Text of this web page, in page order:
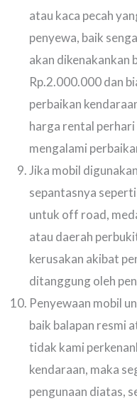
atau kaca pecah
penyewa, baik
akan dikenakankan
Rp.2.000.000 dan
perbaikan
harga rental
mengalami
Jika mobil
sepantasnya
untuk off road,
atau daerah
kerusakan akibat
ditanggung oleh
Penyewaan mobil
baik balapan resmi
tidak kami
kendaraan, maka
pengunaan diatas,